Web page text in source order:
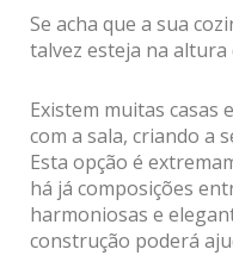
Se acha que a sua
talvez esteja na
Existem muitas casas
com a sala, criando a
Esta opção é
há já composições
harmoniosas e
construção poderá